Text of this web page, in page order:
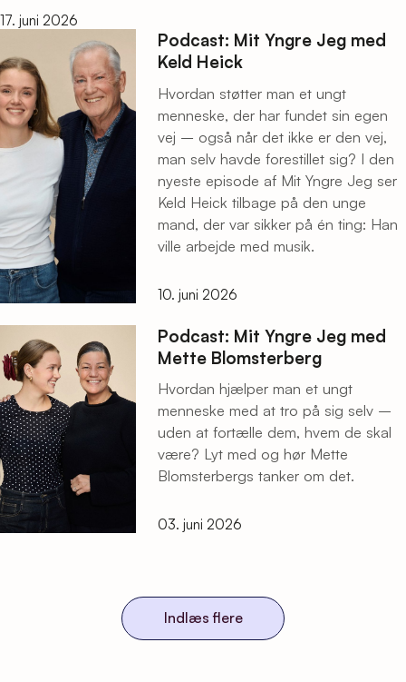
17. juni 2026
Podcast: Mit Yngre Jeg med
Keld Heick
Hvordan støtter man et ungt
menneske, der har fundet sin egen
vej – også når det ikke er den vej,
man selv havde forestillet sig? I den
nyeste episode af Mit Yngre Jeg ser
Keld Heick tilbage på den unge
mand, der var sikker på én ting: Han
ville arbejde med musik.
10. juni 2026
Podcast: Mit Yngre Jeg med
Mette Blomsterberg
Hvordan hjælper man et ungt
menneske med at tro på sig selv –
uden at fortælle dem, hvem de skal
være? Lyt med og hør Mette
Blomsterbergs tanker om det.
03. juni 2026
Indlæs flere